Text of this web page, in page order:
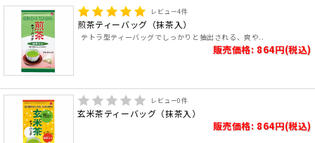
レビュー4件
煎茶ティーバッグ（抹茶入）
テトラ型ティーバッグでしっかりと抽出される、爽や..
販売価格: 864円(税込)
レビュー0件
玄米茶ティーバッグ（抹茶入）
販売価格: 864円(税込)